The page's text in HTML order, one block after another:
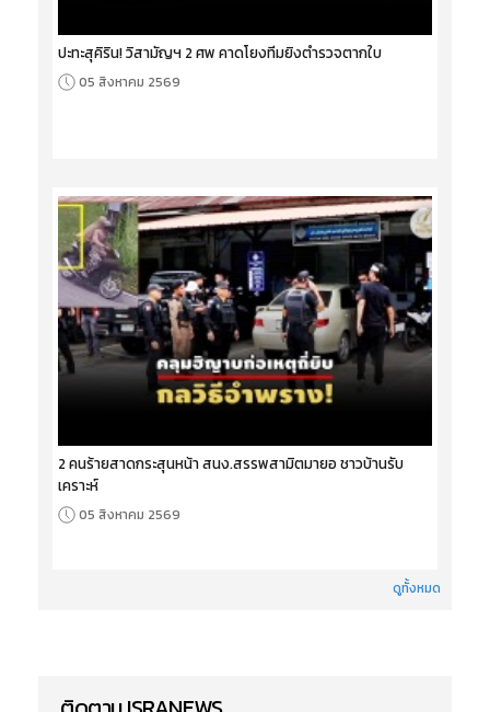
ปะทะสุคิริน! วิสามัญฯ 2 ศพ คาดโยงทีมยิงตำรวจตากใบ
05 สิงหาคม 2569
2 คนร้ายสาดกระสุนหน้า สนง.สรรพสามิตมายอ ชาวบ้านรับ
เคราะห์
05 สิงหาคม 2569
ดูทั้งหมด